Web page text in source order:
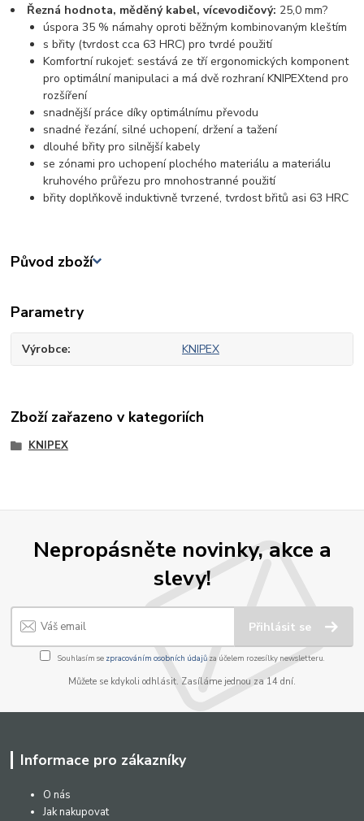
Řezná hodnota, měděný kabel, vícevodičový: 25,0 mm?
úspora 35 % námahy oproti běžným kombinovaným kleštím
s břity (tvrdost cca 63 HRC) pro tvrdé použití
Komfortní rukojeť: sestává ze tří ergonomických komponent
pro optimální manipulaci a má dvě rozhraní KNIPEXtend pro
rozšíření
snadnější práce díky optimálnímu převodu
snadné řezání, silné uchopení, držení a tažení
dlouhé břity pro silnější kabely
se zónami pro uchopení plochého materiálu a materiálu
kruhového průřezu pro mnohostranné použití
břity doplňkově induktivně tvrzené, tvrdost břitů asi 63 HRC
Původ zboží
Parametry
Výrobce KNIPEX
Zboží zařazeno v kategoriích
KNIPEX
Nepropásněte novinky, akce a
slevy!
Přihlásit se
Souhlasím se zpracováním osobních údajůza účelem rozesílky newsletteru.
Můžete se kdykoli odhlásit. Zasíláme jednou za 14 dní.
Informace pro zákazníky
O nás
Jak nakupovat